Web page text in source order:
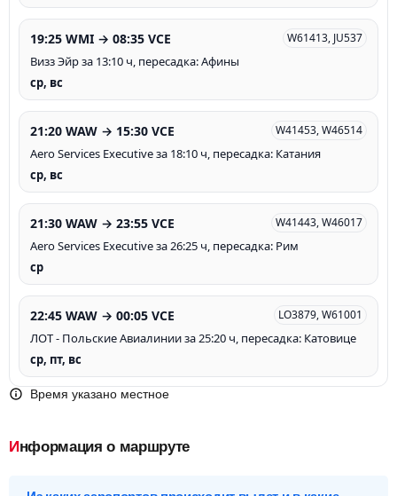
19:25 WMI → 08:35 VCE W61413, JU537
Визз Эйр за 13:10 ч, пересадка: Афины
ср, вс
21:20 WAW → 15:30 VCE W41453, W46514
Aero Services Executive за 18:10 ч, пересадка: Катания
ср, вс
21:30 WAW → 23:55 VCE W41443, W46017
Aero Services Executive за 26:25 ч, пересадка: Рим
ср
22:45 WAW → 00:05 VCE LO3879, W61001
ЛОТ - Польские Авиалинии за 25:20 ч, пересадка: Катовице
ср, пт, вс
Время указано местное
Информация о маршруте